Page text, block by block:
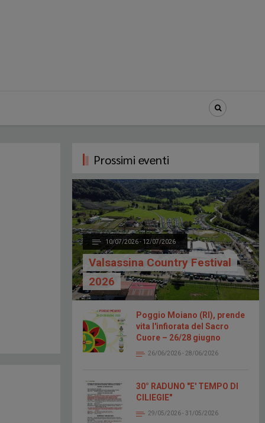
Prossimi eventi
10/07/2026 - 12/07/2026
Valsassina Country Festival
2026
Poggio Moiano (RI), prende
vita l'infiorata del Sacro
Cuore – 26/28 giugno
26/06/2026 - 28/06/2026
30° RADUNO "E' TEMPO DI
CILIEGIE"
29/05/2026 - 31/05/2026